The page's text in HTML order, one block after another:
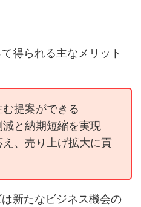
得られる主なメリット
提案ができる
と納期短縮を実現
、売り上げ拡大に貢
新たなビジネス機会の